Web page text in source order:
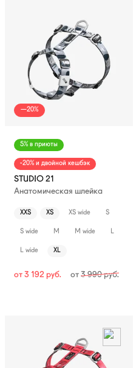
—20%
5% в приюты
-20% и двойной кешбэк
STUDIO 21
Анатомическая шлейка
XXS XS XS wide S
S wide M M wide L
L wide XL
от 3 192 руб. от3 990руб.